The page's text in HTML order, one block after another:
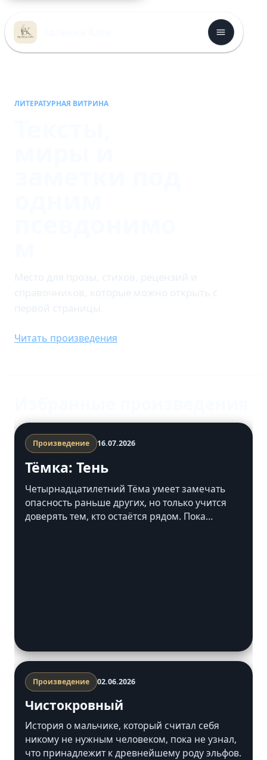
к
содержимому
ЛИТЕРАТУРНАЯ ВИТРИНА
Читать произведения
Произведение 16.07.2026
Тёмка: Тень
Четырнадцатилетний Тёма умеет замечать
опасность раньше других, но только учится
доверять тем, кто остаётся рядом. Пока
Произведение 02.06.2026
Чистокровный
История о мальчике, который считал себя
никому не нужным человеком, пока не узнал,
что принадлежит к древнейшему роду эльфов.